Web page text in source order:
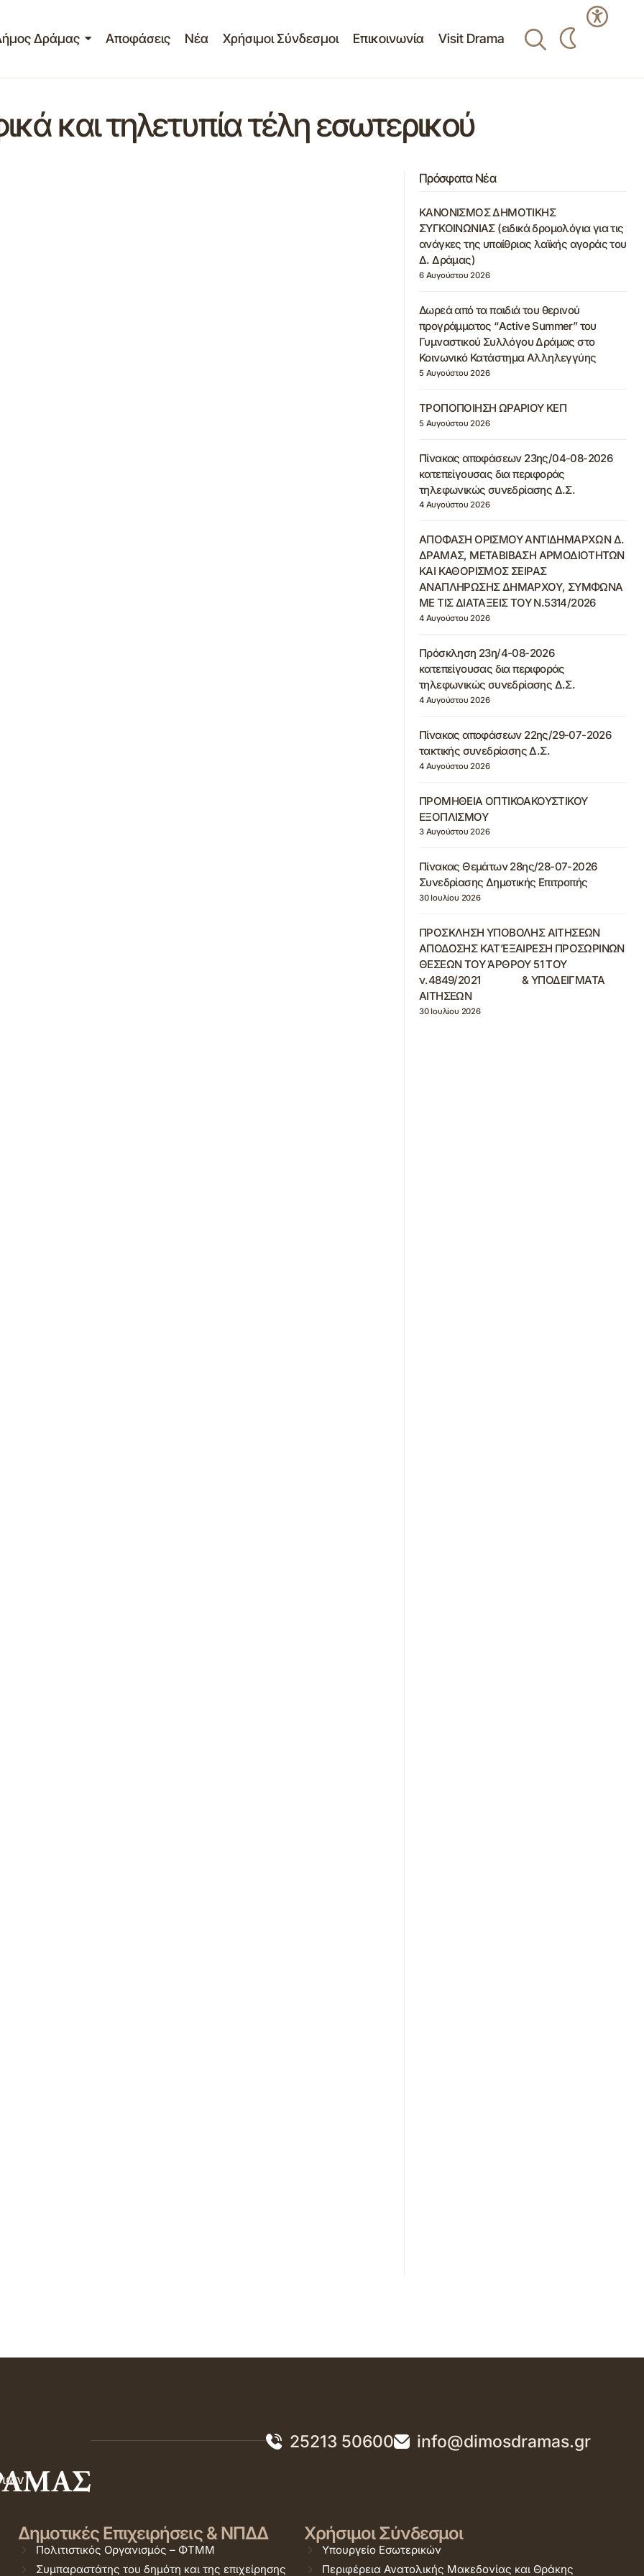
Δράμας Αποφάσεις Νέα Χρήσιμοι Σύνδεσμοι Επικοινωνία Visit Drama
και τηλετυπία τέλη εσωτερικού
Πρόσφατα Νέα
ΚΑΝΟΝΙΣΜΟΣ ΔΗΜΟΤΙΚΗΣ
ΣΥΓΚΟΙΝΩΝΙΑΣ (ειδικά δρομολόγια για τις
ανάγκες της υπαίθριας λαϊκής αγοράς του
Δ. Δράμας)
6 Αυγούστου 2026
Δωρεά από τα παιδιά του θερινού
προγράμματος “Active Summer” του
Γυμναστικού Συλλόγου Δράμας στο
Κοινωνικό Κατάστημα Αλληλεγγύης
5 Αυγούστου 2026
ΤΡΟΠΟΠΟΙΗΣΗ ΩΡΑΡΙΟΥ ΚΕΠ
5 Αυγούστου 2026
Πίνακας αποφάσεων 23ης/04-08-2026
κατεπείγουσας δια περιφοράς
τηλεφωνικώς συνεδρίασης Δ.Σ.
4 Αυγούστου 2026
ΑΠΟΦΑΣΗ ΟΡΙΣΜΟΥ ΑΝΤΙΔΗΜΑΡΧΩΝ Δ.
ΔΡΑΜΑΣ, ΜΕΤΑΒΙΒΑΣΗ ΑΡΜΟΔΙΟΤΗΤΩΝ
ΚΑΙ ΚΑΘΟΡΙΣΜΟΣ ΣΕΙΡΑΣ
ΑΝΑΠΛΗΡΩΣΗΣ ΔΗΜΑΡΧΟΥ, ΣΥΜΦΩΝΑ
ΜΕ ΤΙΣ ΔΙΑΤΑΞΕΙΣ ΤΟΥ Ν.5314/2026
4 Αυγούστου 2026
Πρόσκληση 23η/4-08-2026
κατεπείγουσας δια περιφοράς
τηλεφωνικώς συνεδρίασης Δ.Σ.
4 Αυγούστου 2026
Πίνακας αποφάσεων 22ης/29-07-2026
τακτικής συνεδρίασης Δ.Σ.
4 Αυγούστου 2026
ΠΡΟΜΗΘΕΙΑ ΟΠΤΙΚΟΑΚΟΥΣΤΙΚΟΥ
ΕΞΟΠΛΙΣΜΟΥ
3 Αυγούστου 2026
Πίνακας Θεμάτων 28ης/28-07-2026
Συνεδρίασης Δημοτικής Επιτροπής
30 Ιουλίου 2026
ΠΡΟΣΚΛΗΣΗ ΥΠΟΒΟΛΗΣ ΑΙΤΗΣΕΩΝ
ΑΠΟΔΟΣΗΣ ΚΑΤ’ΕΞΑΙΡΕΣΗ ΠΡΟΣΩΡΙΝΩΝ
ΘΕΣΕΩΝ ΤΟΥ ΆΡΘΡΟΥ 51 ΤΟΥ
ν.4849/2021 & ΥΠΟΔΕΙΓΜΑΤΑ
ΑΙΤΗΣΕΩΝ
30 Ιουλίου 2026
25213 50600 info@dimosdramas.gr
Δημοτικές Επιχειρήσεις & ΝΠΔΔ
Πολιτιστικός Οργανισμός – ΦΤΜΜ
Συμπαραστάτης του δημότη και της επιχείρησης
Χρήσιμοι Σύνδεσμοι
Υπουργείο Εσωτερικών
Περιφέρεια Ανατολικής Μακεδονίας και Θράκης